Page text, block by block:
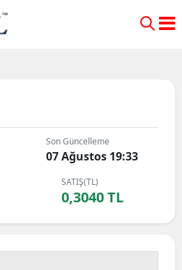
Son Güncelleme
07 Ağustos 19:33
SATIŞ(TL)
0,3040 TL